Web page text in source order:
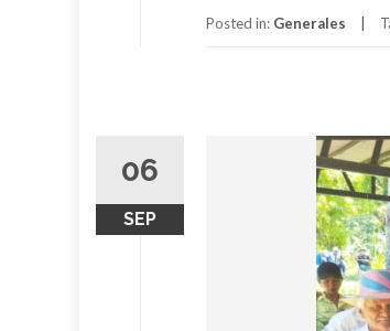
Posted in: Generales
06
SEP